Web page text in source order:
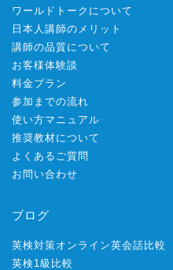
ワールドトークについて
日本人講師のメリット
講師の品質について
お客様体験談
料金プラン
参加までの流れ
使い方マニュアル
推奨教材について
よくあるご質問
お問い合わせ
ブログ
英検対策オンライン英会話比較
英検1級比較